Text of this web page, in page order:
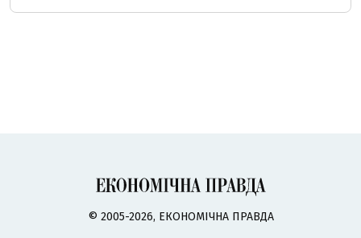
© 2005-2026, ЕКОНОМІЧНА ПРАВДА